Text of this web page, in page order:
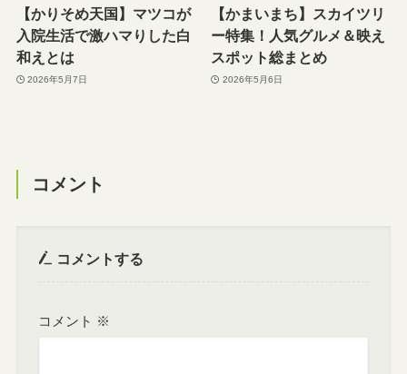
【かりそめ天国】マツコが
入院生活で激ハマりした白
和えとは
2026年5月7日
【かまいまち】スカイツリ
ー特集！人気グルメ＆映え
スポット総まとめ
2026年5月6日
コメント
コメントする
コメント ※